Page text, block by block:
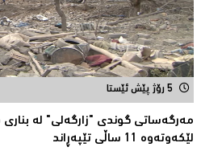
5 رۆژ پێش ئێستا
لێکەوتەوە 11 ساڵى تێپەڕاند